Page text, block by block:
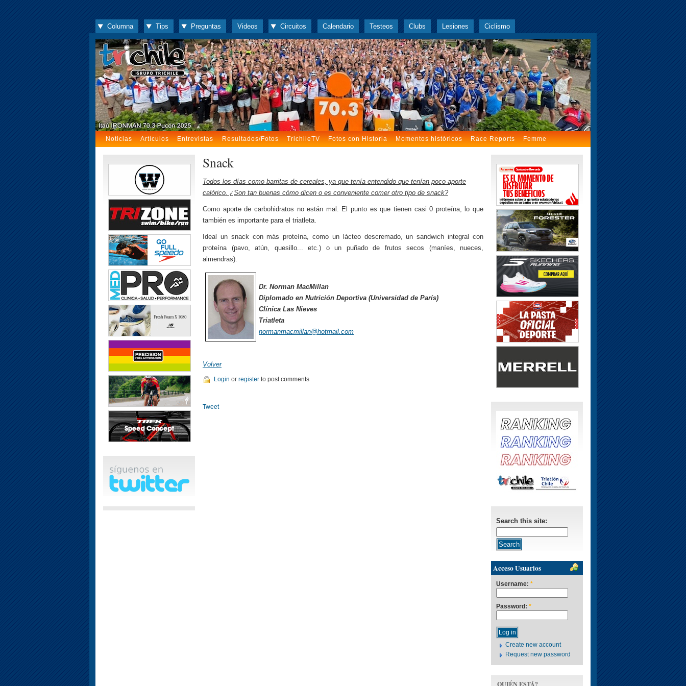
Columna Tips Preguntas Videos Circuitos Calendario Testeos Clubs Lesiones Ciclismo
Noticias Artículos Entrevistas Resultados/Fotos TrichileTV Fotos con Historia Momentos históricos Race Reports Femme
Snack
Todos los días como barritas de cereales, ya que tenía entendido que tenían poco aporte
calórico. ¿Son tan buenas cómo dicen o es conveniente comer otro tipo de snack?
Como aporte de carbohidratos no están mal. El punto es que tienen casi 0 proteína, lo que
también es importante para el triatleta.
Ideal un snack con más proteína, como un lácteo descremado, un sandwich integral con
proteína (pavo, atún, quesillo... etc.) o un puñado de frutos secos (maníes, nueces,
almendras).
Dr. Norman MacMillan
Diplomado en Nutrición Deportiva (Universidad de París)
Clínica Las Nieves
Triatleta
normanmacmillan@hotmail.com
Volver
Login or register to post comments
Tweet
Search this site:
Acceso Usuarios
Username: *
Password: *
Create new account
Request new password
QUIÉN ESTÁ?